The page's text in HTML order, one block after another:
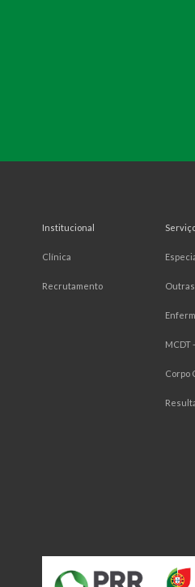
Institucional
Clínica
Recrutamento
MCDT
Corpo